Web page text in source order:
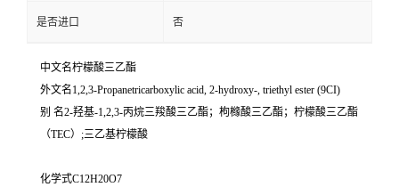
是否进口 否
中文名柠檬酸三乙酯
外文名1,2,3-Propanetricarboxylic acid, 2-hydroxy-, triethyl ester (9CI)
别 名2-羟基-1,2,3-丙烷三羧酸三乙酯；枸橼酸三乙酯；柠檬酸三乙酯
（TEC）;三乙基柠檬酸
化学式C12H20O7